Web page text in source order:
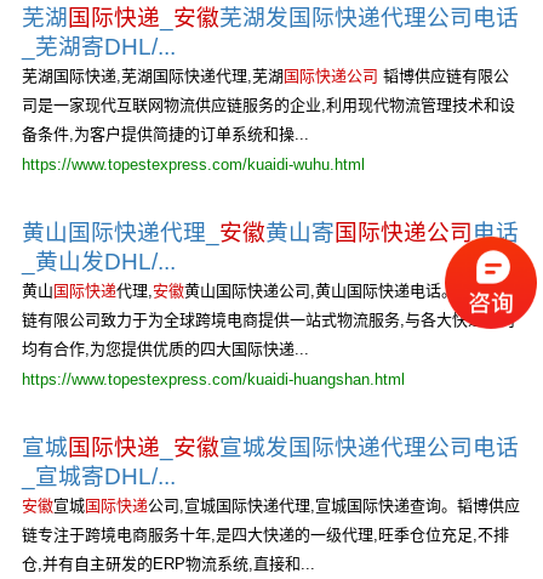
芜湖 国际快递 安徽芜湖发国际快递代理公司电话
_芜湖寄DHL/...
芜湖国际快递,芜湖国际快递代理,芜湖 国际快递公司 韬博供应链有限公
司是一家现代互联网物流供应链服务的企业,利用现代物流管理技术和设
备条件,为客户提供简捷的订单系统和操...
https://www.topestexpress.com/kuaidi-wuhu.html
黄山国际快递代理_ 安徽黄山寄国际快递公司 电话
_黄山发DHL/...
黄山 国际快递代理,安徽黄山国际快递公司,黄山国际快递电话。韬博供应
链有限公司致力于为全球跨境电商提供一站式物流服务,与各大快递公司
均有合作,为您提供优质的四大国际快递...
https://www.topestexpress.com/kuaidi-huangshan.html
宣城国际快递 安徽宣城发国际快递代理公司电话
_宣城寄DHL/...
安徽宣城国际快递公司,宣城国际快递代理,宣城国际快递查询。韬博供应
链专注于跨境电商服务十年,是四大快递的一级代理,旺季仓位充足,不排
仓,并有自主研发的ERP物流系统,直接和...